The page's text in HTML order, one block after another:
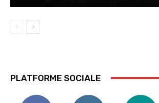
PLATFORME SOCIALE